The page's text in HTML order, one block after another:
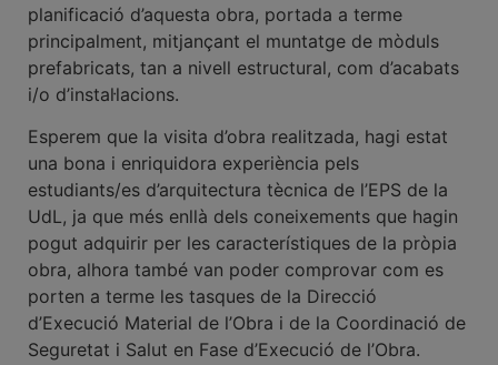
planificació d’aquesta obra, portada a terme
principalment, mitjançant el muntatge de mòduls
prefabricats, tan a nivell estructural, com d’acabats
i/o d’instal·lacions.
Esperem que la visita d’obra realitzada, hagi estat
una bona i enriquidora experiència pels
estudiants/es d’arquitectura tècnica de l’EPS de la
UdL, ja que més enllà dels coneixements que hagin
pogut adquirir per les característiques de la pròpia
obra, alhora també van poder comprovar com es
porten a terme les tasques de la Direcció
d’Execució Material de l’Obra i de la Coordinació de
Seguretat i Salut en Fase d’Execució de l’Obra.